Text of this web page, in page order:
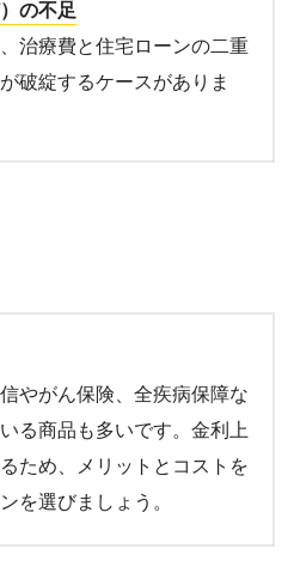
の不足
治療費と住宅ローンの二重
破綻するケースがありま
やがん保険、全疾病保障な
る商品も多いです。金利上
ため、メリットとコストを
を選びましょう。